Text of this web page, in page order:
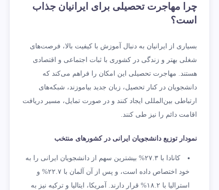
چرا مهاجرت تحصیلی برای ایرانیان جذاب
است؟
بسیاری از ایرانیان به دنبال آموزش با کیفیت بالا، فرصت‌های
شغلی بهتر و زندگی در کشوری با ثبات اجتماعی و اقتصادی
هستند. مهاجرت تحصیلی این امکان را فراهم می‌کند که
دانشجویان در کنار تحصیل، زبان جدید بیاموزند، شبکه‌های
ارتباطی بین‌المللی ایجاد کنند و در صورت تمایل، مسیر دریافت
اقامت دائم را نیز طی کنند.
نمودار توزیع دانشجویان ایرانی در کشورهای منتخب
کانادا با ۲۷.۳% بیشترین سهم از دانشجویان ایرانی را به
خود اختصاص داده است، و پس از آن آلمان با ۲۲.۷% و
استرالیا با ۱۸.۲% قرار دارند. آمریکا، ایتالیا و ترکیه نیز به